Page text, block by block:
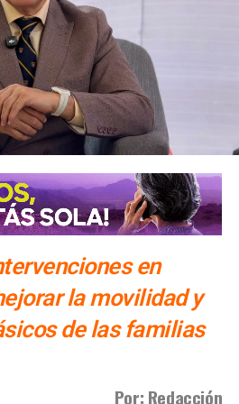
podrán continuar por esta
a avenida Simón Díaz,
la Constitución y el
de movilidad, la avenida
en el tramo comprendido
vehicular.El primer
Torres al callejón peatonal
en
la movilidad y
de las familias
Por: Redacción